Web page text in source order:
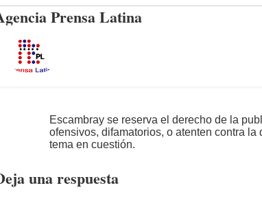
Prensa Latina
Escambray se reserva el derecho de la
ofensivos, difamatorios, o atenten contra
tema en cuestión.
una respuesta